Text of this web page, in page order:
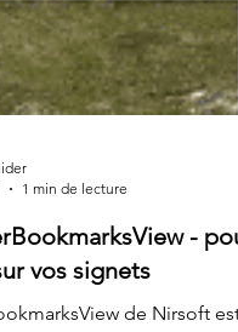
1 min de lecture
-